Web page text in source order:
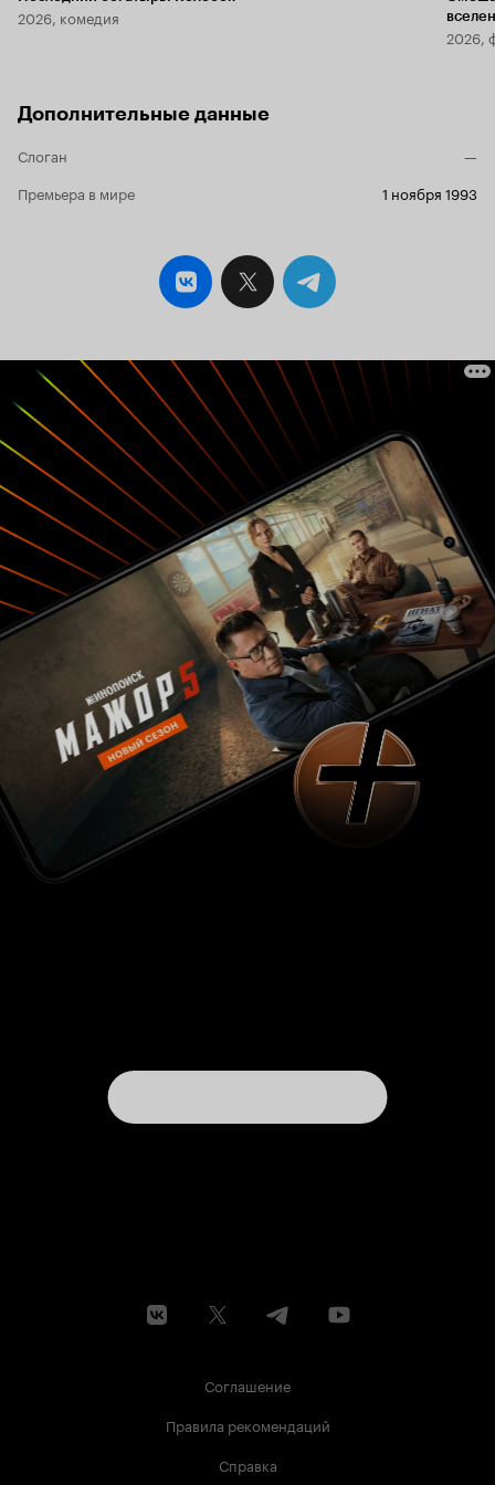
2026, комедия
2026,
Дополнительные данные
Слоган
—
Премьера в мире
1 ноября 1993
Соглашение
Правила рекомендаций
Справка